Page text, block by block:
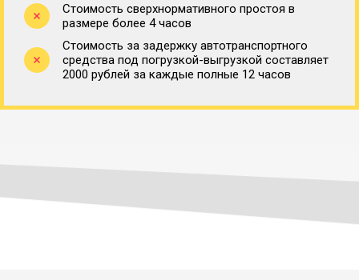
Стоимость сверхнормативного простоя в
размере более 4 часов
Стоимость за задержку автотранспортного
средства под погрузкой-выгрузкой составляет
2000 рублей за каждые полные 12 часов